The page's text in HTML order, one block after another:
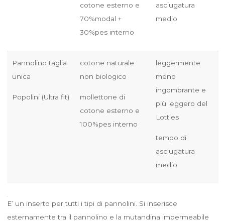
cotone esterno e
70%modal +
30%pes interno
asciugatura
medio
Pannolino taglia
unica
Popolini (Ultra fit)
cotone naturale
non biologico
mollettone di
cotone esterno e
100%pes interno
leggermente
meno
ingombrante e
più leggero del
Lotties
tempo di
asciugatura
medio
E’ un inserto per tutti i tipi di pannolini. Si inserisce
esternamente tra il pannolino e la mutandina impermeabile